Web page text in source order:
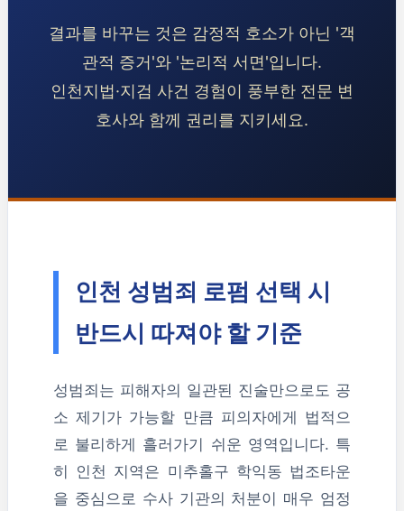
결과를 바꾸는 것은 감정적 호소가 아닌 '객
관적 증거'와 '논리적 서면'입니다.
인천지법·지검 사건 경험이 풍부한 전문 변
호사와 함께 권리를 지키세요.
인천 성범죄 로펌 선택 시
반드시 따져야 할 기준
성범죄는 피해자의 일관된 진술만으로도 공
소 제기가 가능할 만큼 피의자에게 법적으
로 불리하게 흘러가기 쉬운 영역입니다. 특
히 인천 지역은 미추홀구 학익동 법조타운
을 중심으로 수사 기관의 처분이 매우 엄정